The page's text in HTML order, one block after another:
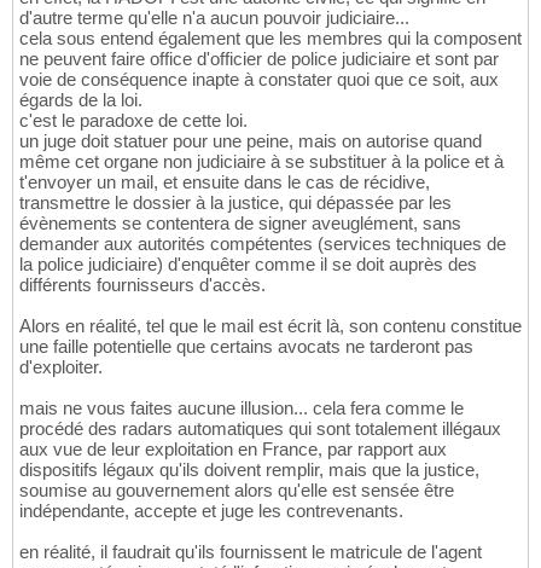
d'autre terme qu'elle n'a aucun pouvoir judiciaire...
cela sous entend également que les membres qui la composent
ne peuvent faire office d'officier de police judiciaire et sont par
voie de conséquence inapte à constater quoi que ce soit, aux
égards de la loi.
c'est le paradoxe de cette loi.
un juge doit statuer pour une peine, mais on autorise quand
même cet organe non judiciaire à se substituer à la police et à
t'envoyer un mail, et ensuite dans le cas de récidive,
transmettre le dossier à la justice, qui dépassée par les
évènements se contentera de signer aveuglément, sans
demander aux autorités compétentes (services techniques de
la police judiciaire) d'enquêter comme il se doit auprès des
différents fournisseurs d'accès.
Alors en réalité, tel que le mail est écrit là, son contenu constitue
une faille potentielle que certains avocats ne tarderont pas
d'exploiter.
mais ne vous faites aucune illusion... cela fera comme le
procédé des radars automatiques qui sont totalement illégaux
aux vue de leur exploitation en France, par rapport aux
dispositifs légaux qu'ils doivent remplir, mais que la justice,
soumise au gouvernement alors qu'elle est sensée être
indépendante, accepte et juge les contrevenants.
en réalité, il faudrait qu'ils fournissent le matricule de l'agent